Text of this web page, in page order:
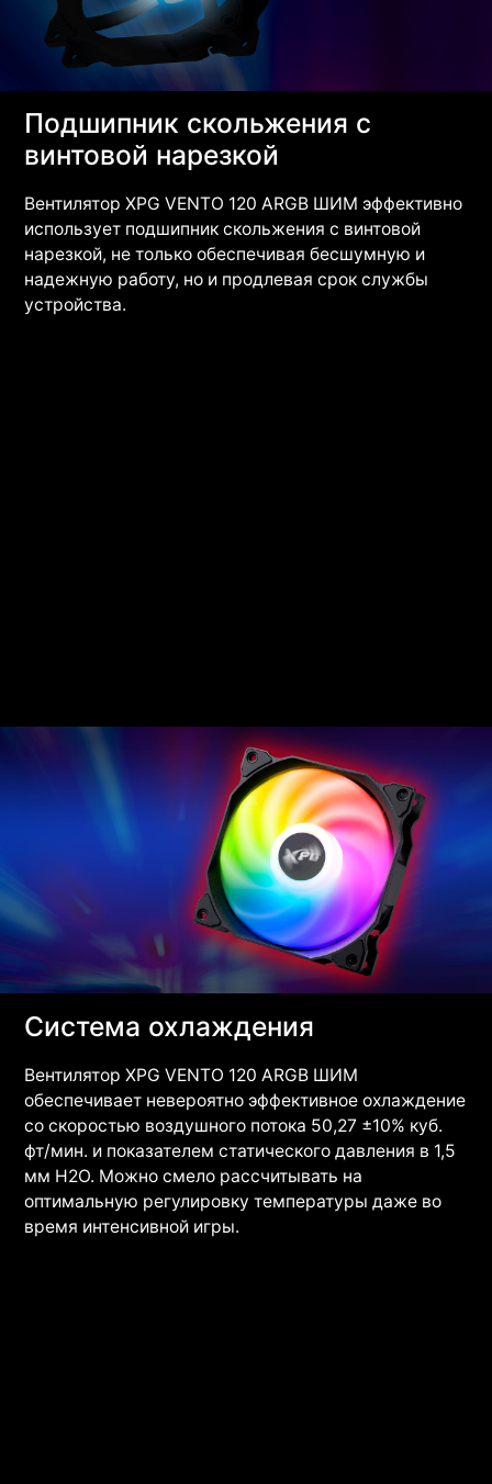
Подшипник скольжения с
винтовой нарезкой
Вентилятор XPG VENTO 120 ARGB ШИМ эффективно
использует подшипник скольжения с винтовой
нарезкой, не только обеспечивая бесшумную и
надежную работу, но и продлевая срок службы
устройства.
Система охлаждения
Вентилятор XPG VENTO 120 ARGB ШИМ
обеспечивает невероятно эффективное охлаждение
со скоростью воздушного потока 50,27 ±10% куб.
фт/мин. и показателем статического давления в 1,5
мм H2O. Можно смело рассчитывать на
оптимальную регулировку температуры даже во
время интенсивной игры.